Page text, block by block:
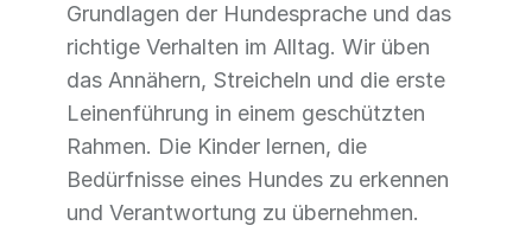
Grundlagen der Hundesprache und das
richtige Verhalten im Alltag. Wir üben
das Annähern, Streicheln und die erste
Leinenführung in einem geschützten
Rahmen. Die Kinder lernen, die
Bedürfnisse eines Hundes zu erkennen
und Verantwortung zu übernehmen.